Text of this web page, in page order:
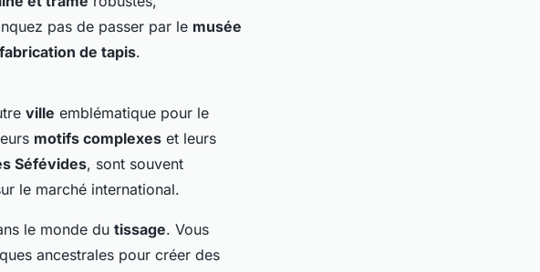
pas de passer par le musée
fabrication de tapis.
ville emblématique pour le
motifs complexes et leurs
Séfévides, sont souvent
le marché international.
le monde du tissage. Vous
ancestrales pour créer des